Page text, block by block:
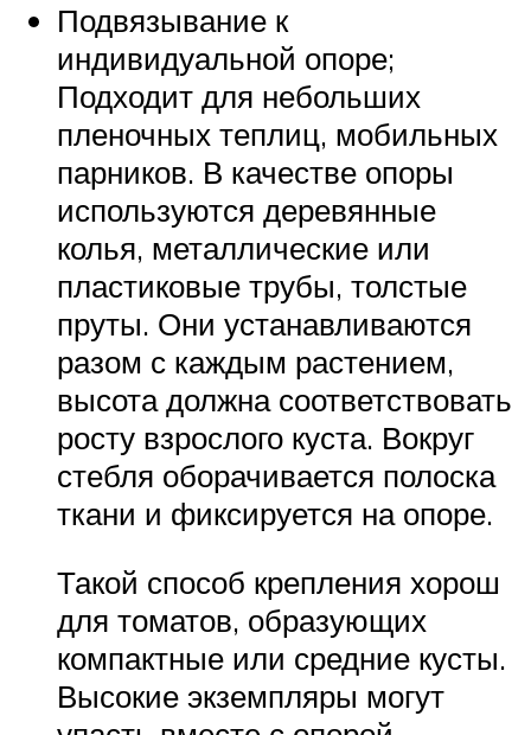
Подвязывание к
индивидуальной опоре;
Подходит для небольших
пленочных теплиц, мобильных
парников. В качестве опоры
используются деревянные
колья, металлические или
пластиковые трубы, толстые
пруты. Они устанавливаются
разом с каждым растением,
высота должна соответствовать
росту взрослого куста. Вокруг
стебля оборачивается полоска
ткани и фиксируется на опоре.
Такой способ крепления хорош
для томатов, образующих
компактные или средние кусты.
Высокие экземпляры могут